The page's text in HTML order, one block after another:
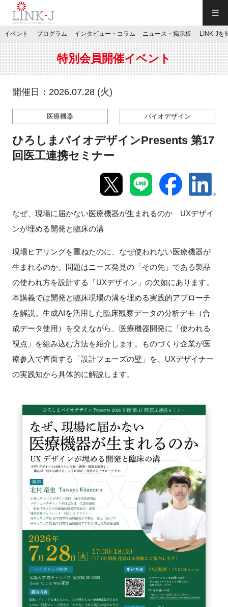
JP／EN
特別会員専用メニュー
施設ご予約
マイページ
プログラム
インタビュー・コラム
ニュース・掲示板
施設・アクセス
イベントお知らせメール登録
イベント プログラム インタビュー・コラム ニュース・掲示板 LINK-Jを
特別会員開催イベント
開催日：2026.07.28 (火)
医療機器 バイオデザイン
ひろしまバイオデザインPresents 第17
回医工連携セミナー
なぜ、現場に届かない医療機器が生まれるのか UXデザイ
ンが埋める開発と臨床の溝
現場ヒアリングを重ねたのに、なぜ使われない医療機器が
生まれるのか。問題はニーズ発見の「その先」である製品
の使われ方を設計する「UXデザイン」の欠如にあります。
本講義では開発と臨床現場の溝を埋める実践的アプローチ
を解説。生成AIを活用した臨床観察データの分析デモ（合
成データ使用）を交えながら、医療機器開発に「使われる
視点」を組み込む方法を紹介します。ものづくり企業が医
療参入で直面する「設計フェーズの壁」を、UXデザイナー
の実践知から具体的に解説します。